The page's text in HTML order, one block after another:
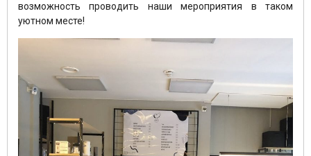
возможность проводить наши мероприятия в таком
уютном месте!